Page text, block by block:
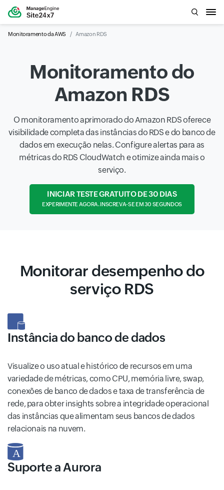
Monitoramento da AWS Amazon RDS
Monitoramento do
Amazon RDS
O monitoramento aprimorado do Amazon RDS oferece
visibilidade completa das instâncias do RDS e do banco de
dados em execução nelas. Configure alertas para as
métricas do RDS CloudWatch e otimize ainda mais o
serviço.
INICIAR TESTE GRATUITO DE 30 DIAS
EXPERIMENTE AGORA. INSCREVA-SE EM 30 SEGUNDOS
Monitorar desempenho do
serviço RDS
Instância do banco de dados
Visualize o uso atual e histórico de recursos em uma
variedade de métricas, como CPU, memória livre, swap,
conexões de banco de dados e taxa de transferência de
rede, para obter insights sobre a integridade operacional
das instâncias que alimentam seus bancos de dados
relacionais na nuvem.
Suporte a Aurora